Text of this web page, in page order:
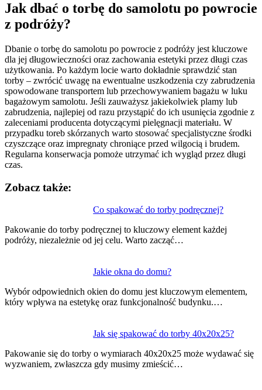
Jak dbać o torbę do samolotu po powrocie
z podróży?
Dbanie o torbę do samolotu po powrocie z podróży jest kluczowe
dla jej długowieczności oraz zachowania estetyki przez długi czas
użytkowania. Po każdym locie warto dokładnie sprawdzić stan
torby – zwrócić uwagę na ewentualne uszkodzenia czy zabrudzenia
spowodowane transportem lub przechowywaniem bagażu w luku
bagażowym samolotu. Jeśli zauważysz jakiekolwiek plamy lub
zabrudzenia, najlepiej od razu przystąpić do ich usunięcia zgodnie z
zaleceniami producenta dotyczącymi pielęgnacji materiału. W
przypadku toreb skórzanych warto stosować specjalistyczne środki
czyszczące oraz impregnaty chroniące przed wilgocią i brudem.
Regularna konserwacja pomoże utrzymać ich wygląd przez długi
czas.
Zobacz także:
Co spakować do torby podręcznej?
Pakowanie do torby podręcznej to kluczowy element każdej
podróży, niezależnie od jej celu. Warto zacząć…
Jakie okna do domu?
Wybór odpowiednich okien do domu jest kluczowym elementem,
który wpływa na estetykę oraz funkcjonalność budynku.…
Jak się spakować do torby 40x20x25?
Pakowanie się do torby o wymiarach 40x20x25 może wydawać się
wyzwaniem, zwłaszcza gdy musimy zmieścić…
wpisu